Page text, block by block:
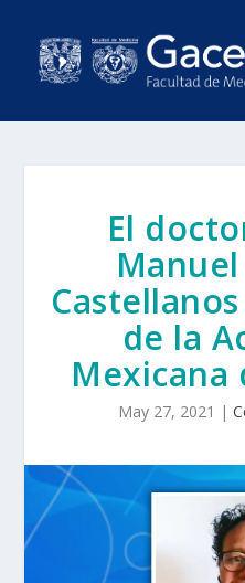
El
de la
Mexicana
May 27, 2021 |